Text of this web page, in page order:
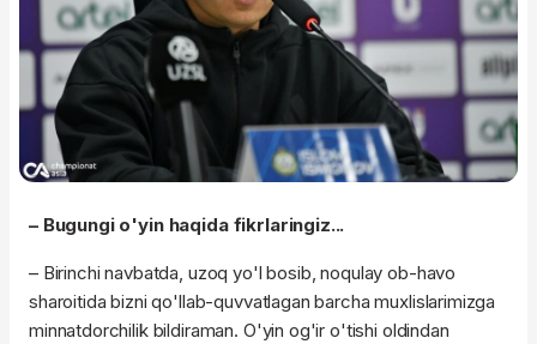
– Bugungi o'yin haqida fikrlaringiz...
– Birinchi navbatda, uzoq yo'l bosib, noqulay ob-havo
sharoitida bizni qo'llab-quvvatlagan barcha muxlislarimizga
minnatdorchilik bildiraman. O'yin og'ir o'tishi oldindan